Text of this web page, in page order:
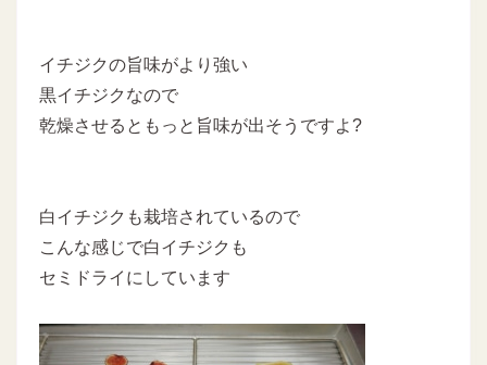
イチジクの旨味がより強い
黒イチジクなので
乾燥させるともっと旨味が出そうですよ?
白イチジクも栽培されているので
こんな感じで白イチジクも
セミドライにしています